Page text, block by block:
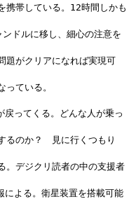
携帯している。12時間しかも
ドルに移し、細心の注意を
題がクリアになれば実現可
ている。
戻ってくる。どんな人が乗っ
るのか？ 見に行くつもり
。デジクリ読者の中の支援者
よる。衛星装置を搭載可能